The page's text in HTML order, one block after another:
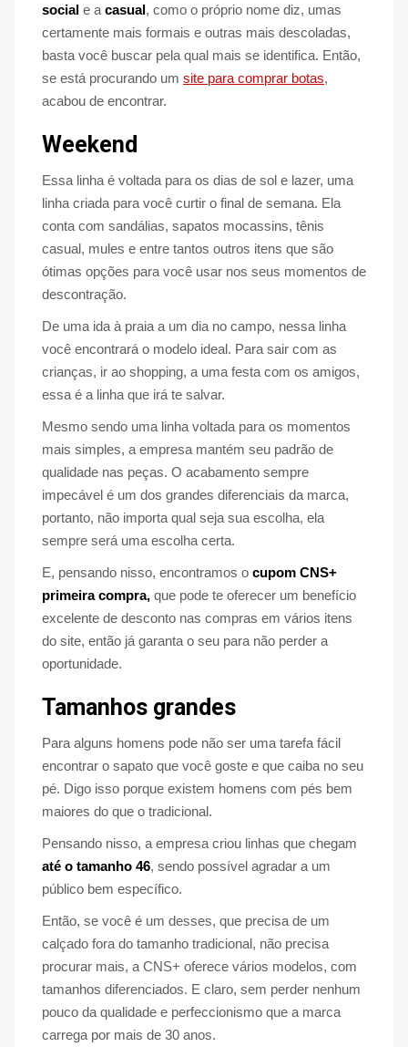
social e a casual, como o próprio nome diz, umas
certamente mais formais e outras mais descoladas,
basta você buscar pela qual mais se identifica. Então,
se está procurando um site para comprar botas,
acabou de encontrar.
Weekend
Essa linha é voltada para os dias de sol e lazer, uma
linha criada para você curtir o final de semana. Ela
conta com sandálias, sapatos mocassins, tênis
casual, mules e entre tantos outros itens que são
ótimas opções para você usar nos seus momentos de
descontração.
De uma ida à praia a um dia no campo, nessa linha
você encontrará o modelo ideal. Para sair com as
crianças, ir ao shopping, a uma festa com os amigos,
essa é a linha que irá te salvar.
Mesmo sendo uma linha voltada para os momentos
mais simples, a empresa mantém seu padrão de
qualidade nas peças. O acabamento sempre
impecável é um dos grandes diferenciais da marca,
portanto, não importa qual seja sua escolha, ela
sempre será uma escolha certa.
E, pensando nisso, encontramos o cupom CNS+
primeira compra, que pode te oferecer um benefício
excelente de desconto nas compras em vários itens
do site, então já garanta o seu para não perder a
oportunidade.
Tamanhos grandes
Para alguns homens pode não ser uma tarefa fácil
encontrar o sapato que você goste e que caiba no seu
pé. Digo isso porque existem homens com pés bem
maiores do que o tradicional.
Pensando nisso, a empresa criou linhas que chegam
até o tamanho 46, sendo possível agradar a um
público bem específico.
Então, se você é um desses, que precisa de um
calçado fora do tamanho tradicional, não precisa
procurar mais, a CNS+ oferece vários modelos, com
tamanhos diferenciados. E claro, sem perder nenhum
pouco da qualidade e perfeccionismo que a marca
carrega por mais de 30 anos.